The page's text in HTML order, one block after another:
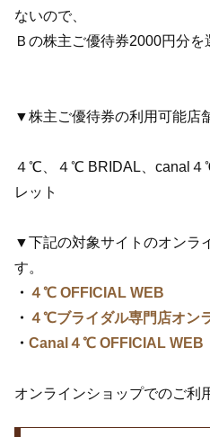
ないので、
Ｂの株主ご優待券2000円分を
▼株主ご優待券の利用可能店
４℃、４℃ BRIDAL、canal
レット
▼下記の対象サイトのオンラ
す。
・ ４℃ OFFICIAL WEB
・ ４℃ブライダル専門店オン
・ Canal４℃ OFFICIAL WEB
オンラインショップでのご利